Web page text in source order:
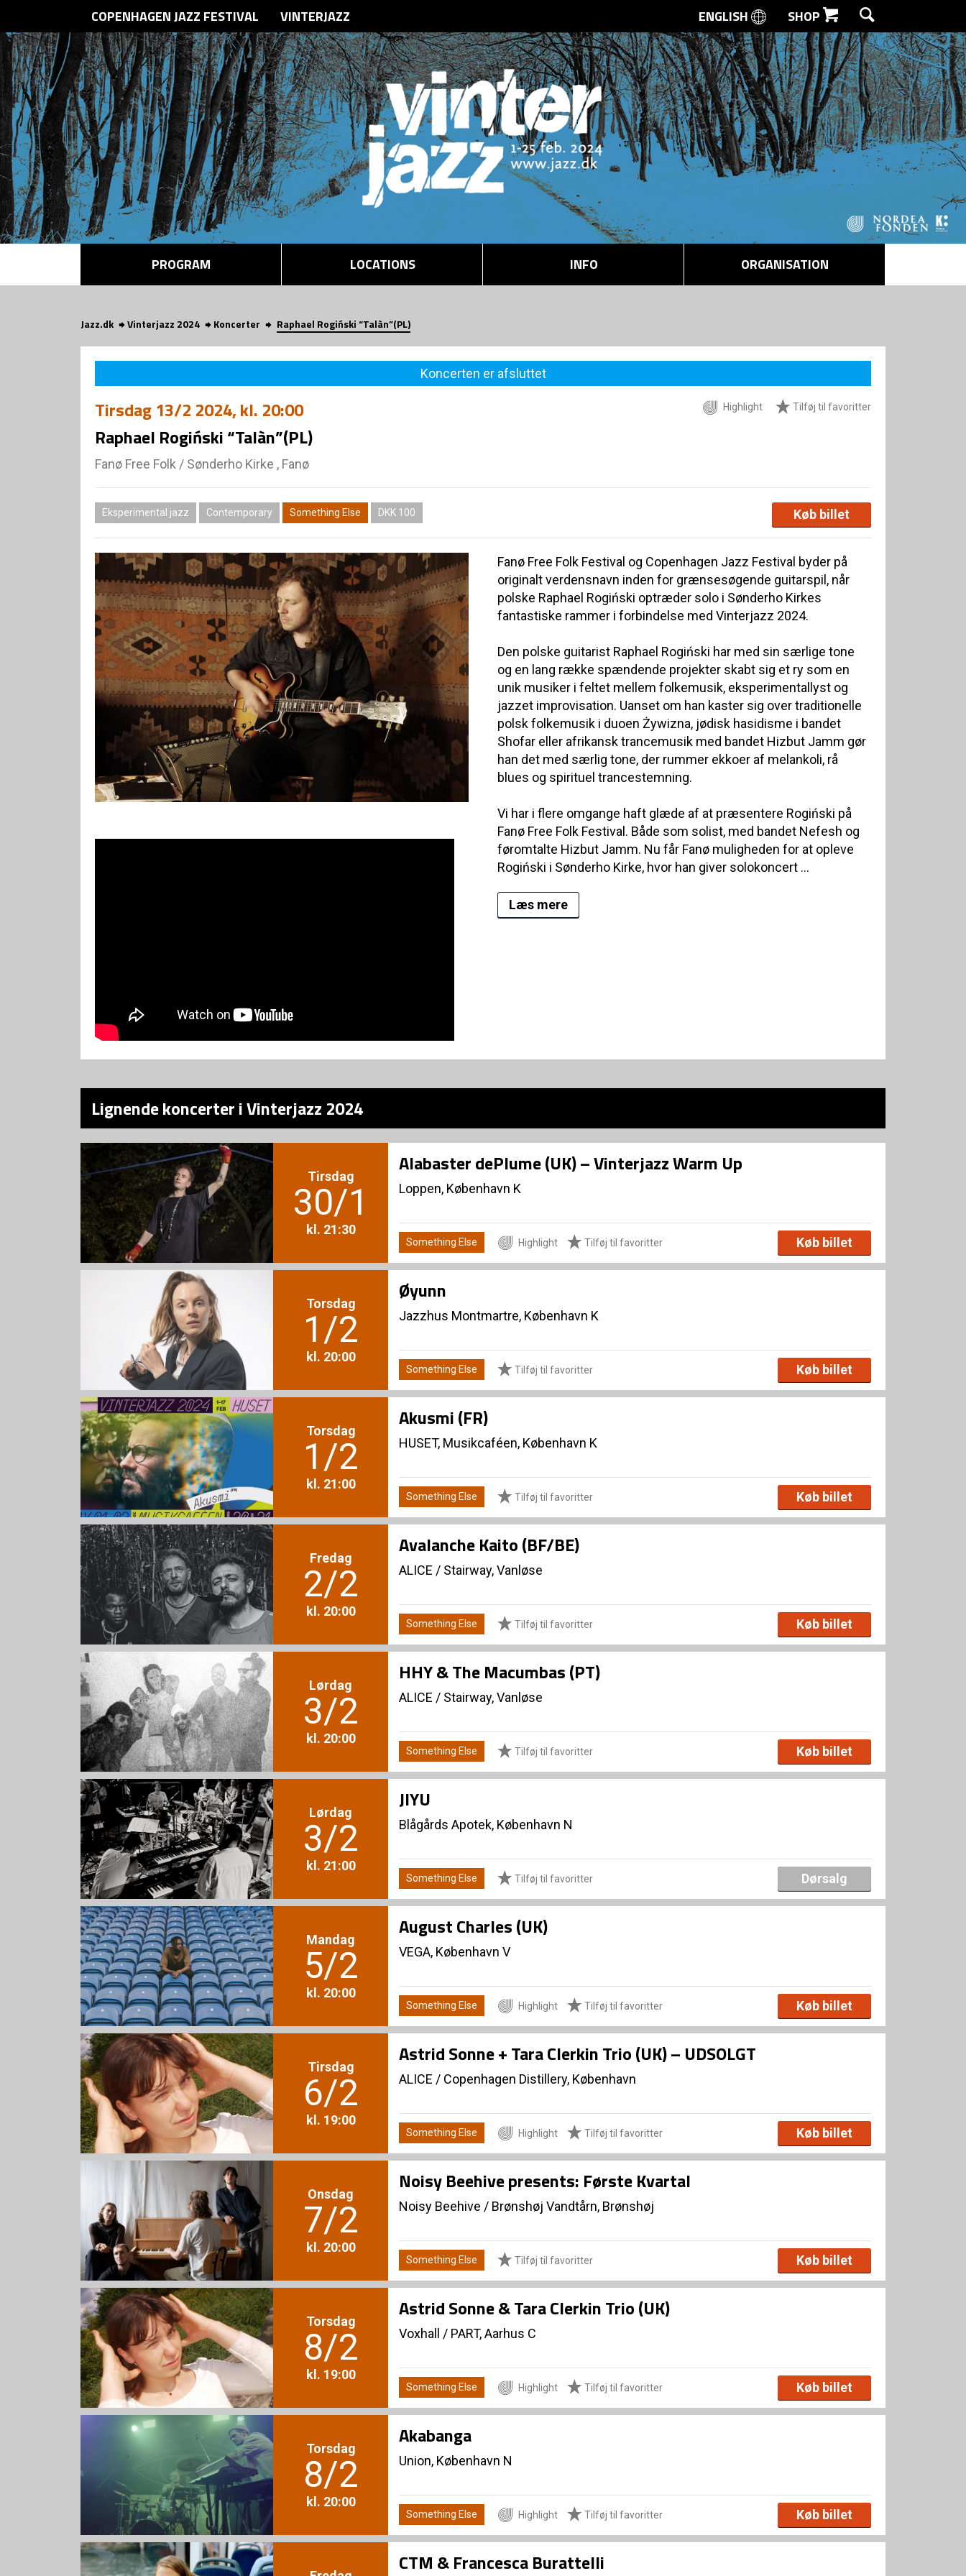
SØG
COPENHAGEN JAZZ FESTIVAL VINTERJAZZ ENGLISH SHOP
PROGRAM LOCATIONS INFO ORGANISATION
Jazz.dk Vinterjazz 2024 Koncerter Raphael Rogiński “Talàn”(PL)
Koncerten er afsluttet
Highlight Tilføj til favoritter
Tirsdag13/2 2024, kl. 20:00
Raphael Rogiński “Talàn”(PL)
Fanø Free Folk / Sønderho Kirke , Fanø
Eksperimental jazz Contemporary Something Else DKK 100 Køb billet
Fanø Free Folk Festival og Copenhagen Jazz Festival byder på
originalt verdensnavn inden for grænsesøgende guitarspil, når
polske Raphael Rogiński optræder solo i Sønderho Kirkes
fantastiske rammer i forbindelse med Vinterjazz 2024.
Den polske guitarist Raphael Rogiński har med sin særlige tone
og en lang række spændende projekter skabt sig et ry som en
unik musiker i feltet mellem folkemusik, eksperimentallyst og
jazzet improvisation. Uanset om han kaster sig over traditionelle
polsk folkemusik i duoen Żywizna, jødisk hasidisme i bandet
Shofar eller afrikansk trancemusik med bandet Hizbut Jamm gør
han det med særlig tone, der rummer ekkoer af melankoli, rå
blues og spirituel trancestemning.
Vi har i flere omgange haft glæde af at præsentere Rogiński på
Fanø Free Folk Festival. Både som solist, med bandet Nefesh og
føromtalte Hizbut Jamm. Nu får Fanø muligheden for at opleve
Rogiński i Sønderho Kirke, hvor han giver solokoncert ...
Læs mere
Lignende koncerter i Vinterjazz 2024
Tirsdag
30/1
kl. 21:30
Alabaster dePlume (UK) – Vinterjazz Warm Up
Loppen, København K
Something Else Highlight Tilføj til favoritter Køb billet
Torsdag
1/2
kl. 20:00
Øyunn
Jazzhus Montmartre, København K
Something Else Tilføj til favoritter Køb billet
Torsdag
1/2
kl. 21:00
Akusmi (FR)
HUSET, Musikcaféen, København K
Something Else Tilføj til favoritter Køb billet
Fredag
2/2
kl. 20:00
Avalanche Kaito (BF/BE)
ALICE / Stairway, Vanløse
Something Else Tilføj til favoritter Køb billet
Lørdag
3/2
kl. 20:00
HHY & The Macumbas (PT)
ALICE / Stairway, Vanløse
Something Else Tilføj til favoritter Køb billet
Lørdag
3/2
kl. 21:00
JIYU
Blågårds Apotek, København N
Something Else Tilføj til favoritter Dørsalg
Mandag
5/2
kl. 20:00
August Charles (UK)
VEGA, København V
Something Else Highlight Tilføj til favoritter Køb billet
Tirsdag
6/2
kl. 19:00
Astrid Sonne + Tara Clerkin Trio (UK) – UDSOLGT
ALICE / Copenhagen Distillery, København
Something Else Highlight Tilføj til favoritter Køb billet
Onsdag
7/2
kl. 20:00
Noisy Beehive presents: Første Kvartal
Noisy Beehive / Brønshøj Vandtårn, Brønshøj
Something Else Tilføj til favoritter Køb billet
Torsdag
8/2
kl. 19:00
Astrid Sonne & Tara Clerkin Trio (UK)
Voxhall / PART, Aarhus C
Something Else Highlight Tilføj til favoritter Køb billet
Torsdag
8/2
kl. 20:00
Akabanga
Union, København N
Something Else Highlight Tilføj til favoritter Køb billet
CTM & Francesca Burattelli